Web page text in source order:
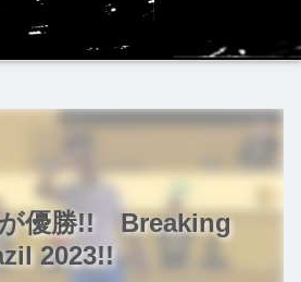
が優勝!! Breaking
2023!!